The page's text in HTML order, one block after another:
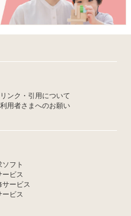
リンク・引用について
利用者さまへのお願い
フト
ビス
ービス
ビス